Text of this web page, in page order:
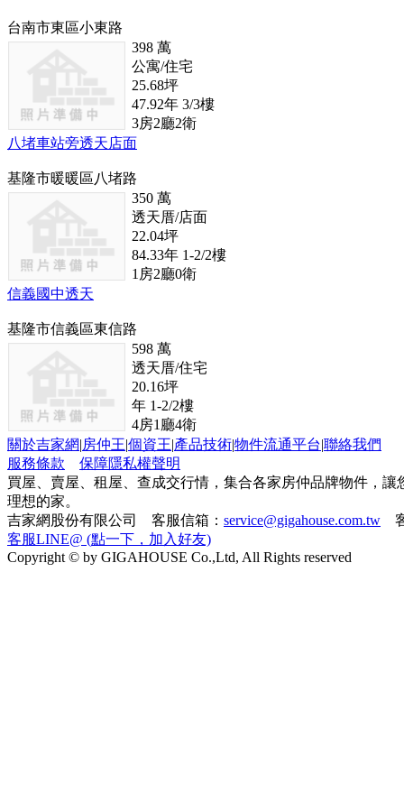
台南市東區小東路
398 萬
公寓/住宅
25.68坪
47.92年 3/3樓
3房2廳2衛
八堵車站旁透天店面
基隆市暖暖區八堵路
350 萬
透天厝/店面
22.04坪
84.33年 1-2/2樓
1 房2廳0衛
信義國中透天
基隆市信義區東信路
598 萬
透天厝/住宅
20.16坪
年 1-2/2樓
4房1 廳4衛
關於吉家網|房仲王|個資王|產品技術|物件流通平台|聯絡我們
服務條款
保障隱私權聲明
買屋、賣屋、租屋、查成交行情，集合各家房仲品牌物件，
理想的家。
吉家網股份有限公司 客服信箱： service@gigahouse.com.tw
客服LINE@ (點一下，加入好友)
Copyright © by GIGAHOUSE Co.,Ltd, All Rights reserved